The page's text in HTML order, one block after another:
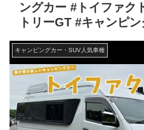
ングカー #トイファク
トリーGT #キャンピ
キャンピングカー・SUV人気車種